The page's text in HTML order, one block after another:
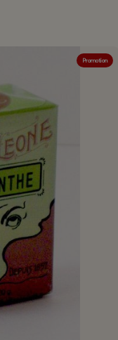
Promotion